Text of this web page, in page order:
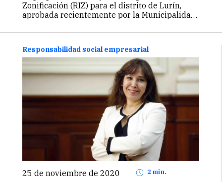
Zonificación (RIZ) para el distrito de Lurín,
aprobada recientemente por la Municipalidad
incorporación de componentes ambientales,
Quijandría. Así lo expresó…Continuar
Responsabilidad social empresarial
25 de noviembre de 2020 2 min.